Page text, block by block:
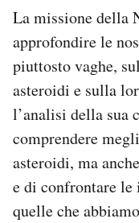
La missione della
approfondire le
piuttosto vaghe,
asteroidi e sulla
l’analisi della sua
comprendere
asteroidi, ma
e di confrontare
quelle che